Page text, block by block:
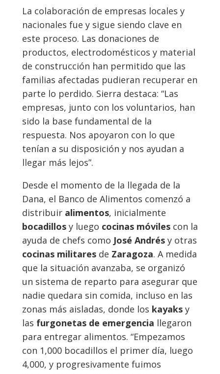
La colaboración de empresas locales y
nacionales fue y sigue siendo clave en
este proceso. Las donaciones de
productos, electrodomésticos y material
de construcción han permitido que las
familias afectadas pudieran recuperar en
parte lo perdido. Sierra destaca: “Las
empresas, junto con los voluntarios, han
sido la base fundamental de la
respuesta. Nos apoyaron con lo que
tenían a su disposición y nos ayudan a
llegar más lejos”.
Desde el momento de la llegada de la
Dana, el Banco de Alimentos comenzó a
distribuir alimentos, inicialmente
bocadillosy luego cocinas móvilescon la
ayuda de chefs como José Andrésy otras
cocinas militaresde Zaragoza. A medida
que la situación avanzaba, se organizó
un sistema de reparto para asegurar que
nadie quedara sin comida, incluso en las
zonas más aisladas, donde los kayaksy
las furgonetas de emergencia llegaron
para entregar alimentos. “Empezamos
con 1,000 bocadillos el primer día, luego
4,000, y progresivamente fuimos